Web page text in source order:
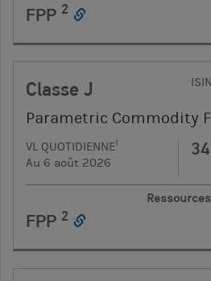
FPP 2
Classe J
Parametric Commodity
VL QUOTIDIENNE1
Au 6 août 2026
Ressources
FPP 2